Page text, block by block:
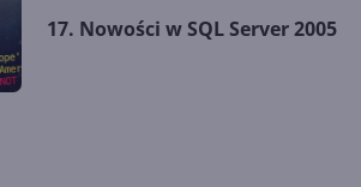
17. Nowości w SQL Server 2005